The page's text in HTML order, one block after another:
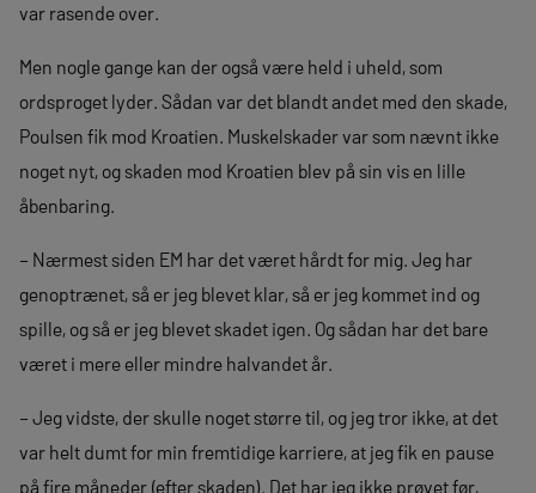
var rasende over.
Men nogle gange kan der også være held i uheld, som
ordsproget lyder. Sådan var det blandt andet med den skade,
Poulsen fik mod Kroatien. Muskelskader var som nævnt ikke
noget nyt, og skaden mod Kroatien blev på sin vis en lille
åbenbaring.
– Nærmest siden EM har det været hårdt for mig. Jeg har
genoptrænet, så er jeg blevet klar, så er jeg kommet ind og
spille, og så er jeg blevet skadet igen. Og sådan har det bare
været i mere eller mindre halvandet år.
– Jeg vidste, der skulle noget større til, og jeg tror ikke, at det
var helt dumt for min fremtidige karriere, at jeg fik en pause
på fire måneder (efter skaden). Det har jeg ikke prøvet før,